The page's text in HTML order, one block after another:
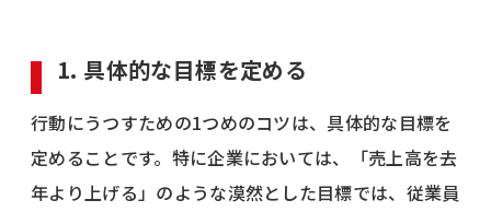
1. 具体的な目標を定める
行動にうつすための1つめのコツは、具体的な目標を
定めることです。特に企業においては、「売上高を去
年より上げる」のような漠然とした目標では、従業員